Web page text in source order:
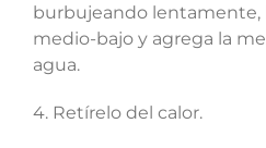
burbujeando lentamente,
medio-bajo y agrega la
agua.
4. Retírelo del calor.